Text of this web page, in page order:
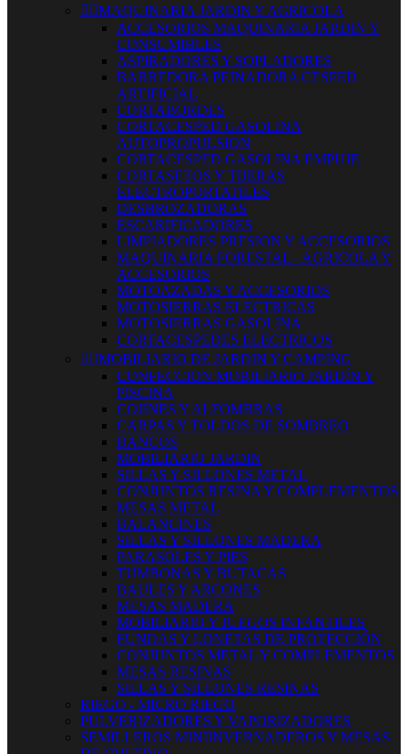
 MAQUINARIA JARDIN Y AGRICOLA
ACCESORIOS MAQUINARIA JARDIN Y
CONSUMIBLES
ASPIRADORES Y SOPLADORES
BARREDORA PEINADORA CESPED
ARTIFICIAL
CORTABORDES
CORTACESPED GASOLINA
AUTOPROPULSION
CORTACESPED GASOLINA EMPUJE
CORTASETOS Y TIJERAS
ELECTROPORTATILES
DESBROZADORAS
ESCARIFICADORES
LIMPIADORES PRESION Y ACCESORIOS
MAQUINARIA FORESTAL - AGRICOLA Y
ACCESORIOS
MOTOAZADAS Y ACCESORIOS
MOTOSIERRAS ELECTRICAS
MOTOSIERRAS GASOLINA
CORTACESPEDES ELECTRICOS
 MOBILIARIO DE JARDIN Y CAMPING
CONFECCION MOBILIARIO JARDÍN Y
PISCINA
COJINES Y ALFOMBRAS
CARPAS Y TOLDOS DE SOMBREO
BANCOS
MOBILIARIO JARDIN
SILLAS Y SILLONES METAL
CONJUNTOS RESINA Y COMPLEMENTOS
MESAS METAL
BALANCINES
SILLAS Y SILLONES MADERA
PARASOLES Y PIES
TUMBONAS Y BUTACAS
BAULES Y ARCONES
MESAS MADERA
MOBILIARIO Y JUEGOS INFANTILES
FUNDAS Y LONETAS DE PROTECCIÓN
CONJUNTOS METAL Y COMPLEMENTOS
MESAS RESINAS
SILLAS Y SILLONES RESINAS
RIEGO - MICRO RIEGO
PULVERIZADORES Y VAPORIZADORES
SEMILLEROS MINIINVERNADEROS Y MESAS